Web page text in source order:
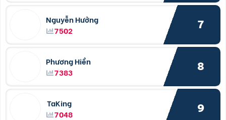
Nguyễn Hưởng
7502
7
Phương Hiền
7383
8
TaKing
7048
9